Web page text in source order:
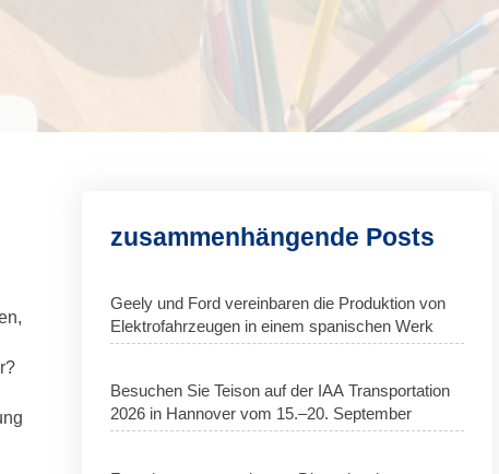
zusammenhängende Posts
Geely und Ford vereinbaren die Produktion von
Elektrofahrzeugen in einem spanischen Werk
Besuchen Sie Teison auf der IAA Transportation
2026 in Hannover vom 15.–20. September